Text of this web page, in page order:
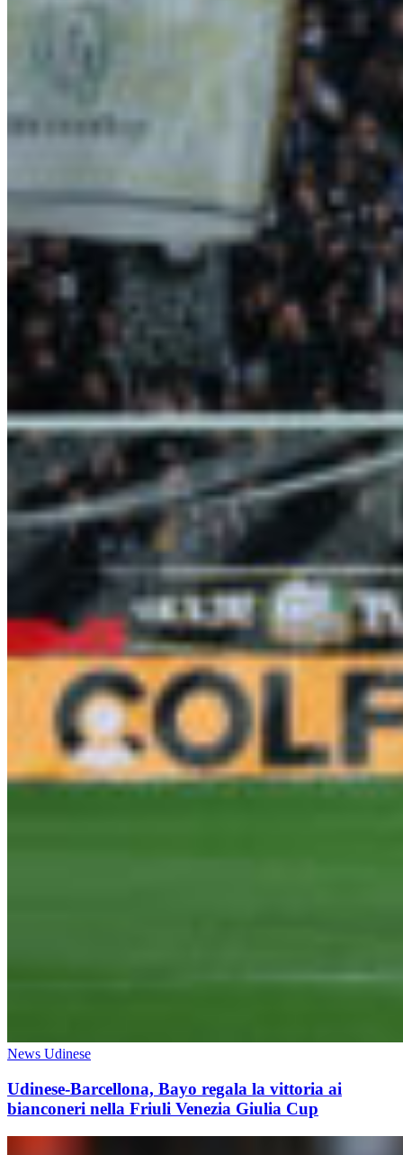
News Udinese
Udinese-Barcellona, Bayo regala la vittoria ai
bianconeri nella Friuli Venezia Giulia Cup